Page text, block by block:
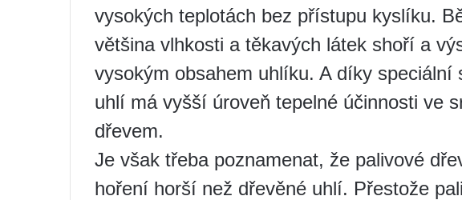
vysokých teplotách bez přístupu kyslíku.
většina vlhkosti a těkavých látek shoří a
vysokým obsahem uhlíku. A díky speciální
uhlí má vyšší úroveň tepelné účinnosti ve
dřevem.
Je však třeba poznamenat, že palivové
hoření horší než dřevěné uhlí. Přestože